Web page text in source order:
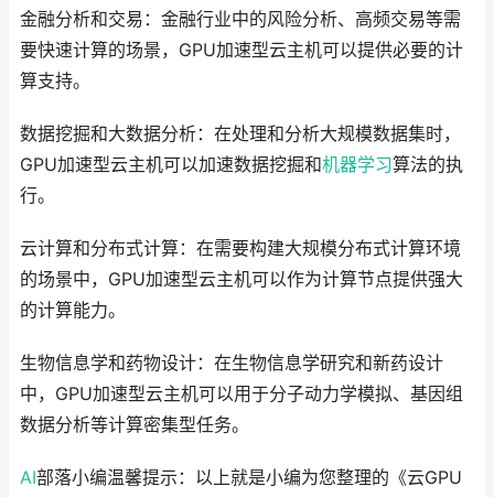
金融分析和交易：金融行业中的风险分析、高频交易等需
要快速计算的场景，GPU加速型云主机可以提供必要的计
算支持。
数据挖掘和大数据分析：在处理和分析大规模数据集时，
GPU加速型云主机可以加速数据挖掘和机器学习算法的执
行。
云计算和分布式计算：在需要构建大规模分布式计算环境
的场景中，GPU加速型云主机可以作为计算节点提供强大
的计算能力。
生物信息学和药物设计：在生物信息学研究和新药设计
中，GPU加速型云主机可以用于分子动力学模拟、基因组
数据分析等计算密集型任务。
AI部落小编温馨提示：以上就是小编为您整理的《云GPU